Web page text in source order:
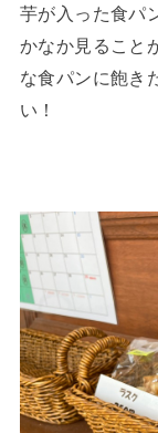
芋が入った食パ
かなか見ること
な食パンに飽き
い！